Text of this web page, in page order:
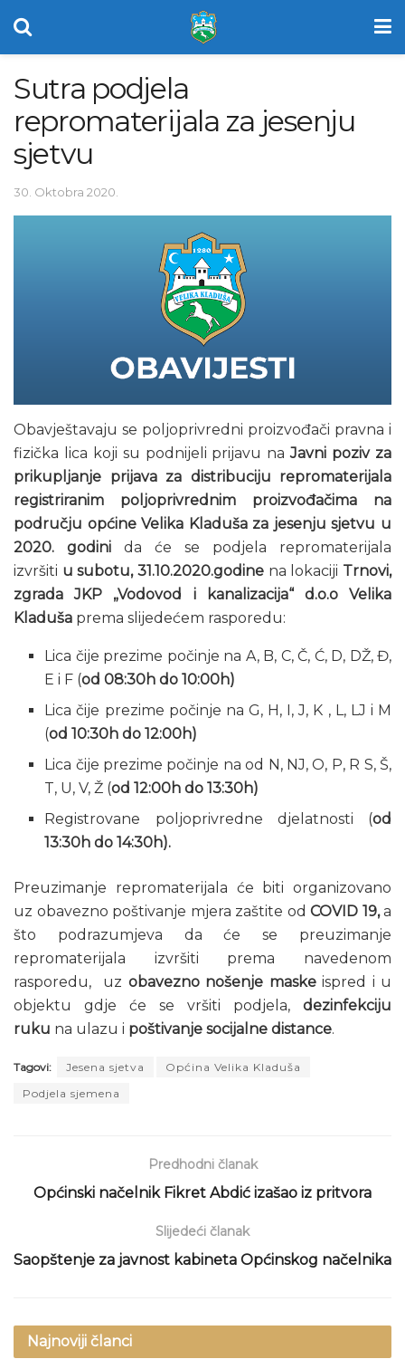
Sutra podjela
repromaterijala za jesenju
sjetvu
30. Oktobra 2020.
Obavještavaju se poljoprivredni proizvođači pravna i
fizička lica koji su podnijeli prijavu naJavni poziv za
prikupljanje prijava za distribuciju repromaterijala
registriranim poljoprivrednim proizvođačima na
području općine Velika Kladuša za jesenju sjetvu u
2020. godini da će se podjela repromaterijala
izvršiti u subotu, 31.10.2020.godine na lokaciji Trnovi,
zgrada JKP „Vodovod i kanalizacija“ d.o.o Velika
Kladuša prema slijedećem rasporedu:
Lica čije prezime počinje na A, B, C, Č, Ć, D, DŽ, Đ,
E i F (od 08:30h do 10:00h)
Lica čije prezime počinje na G, H, I, J, K , L, LJ i M
(od 10:30h do 12:00h)
Lica čije prezime počinje na od N, NJ, O, P, R S, Š,
T, U, V, Ž (od 12:00h do 13:30h)
Registrovane poljoprivredne djelatnosti (od
13:30h do 14:30h).
Preuzimanje repromaterijala će biti organizovano
uz obavezno poštivanje mjera zaštite od COVID 19,a
što podrazumjeva da će se preuzimanje
repromaterijala izvršiti prema navedenom
rasporedu, uz obavezno nošenje maskeispred i u
objektu gdje će se vršiti podjela, dezinfekciju
ruku na ulazu i poštivanje socijalne distance.
Tagovi: Jesena sjetva
Općina Velika Kladuša
Podjela sjemena
Predhodni članak
Općinski načelnik Fikret Abdić izašao iz pritvora
Slijedeći članak
Saopštenje za javnost kabineta Općinskog načelnika
Najnoviji članci